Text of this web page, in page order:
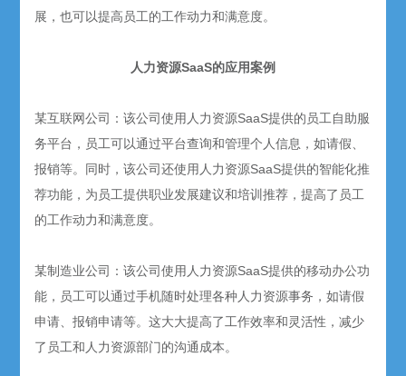
展，也可以提高员工的工作动力和满意度。
人力资源SaaS的应用案例
某互联网公司：该公司使用人力资源SaaS提供的员工自助服
务平台，员工可以通过平台查询和管理个人信息，如请假、
报销等。同时，该公司还使用人力资源SaaS提供的智能化推
荐功能，为员工提供职业发展建议和培训推荐，提高了员工
的工作动力和满意度。
某制造业公司：该公司使用人力资源SaaS提供的移动办公功
能，员工可以通过手机随时处理各种人力资源事务，如请假
申请、报销申请等。这大大提高了工作效率和灵活性，减少
了员工和人力资源部门的沟通成本。